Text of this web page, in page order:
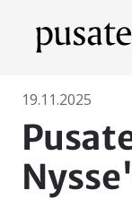
19.11.2025